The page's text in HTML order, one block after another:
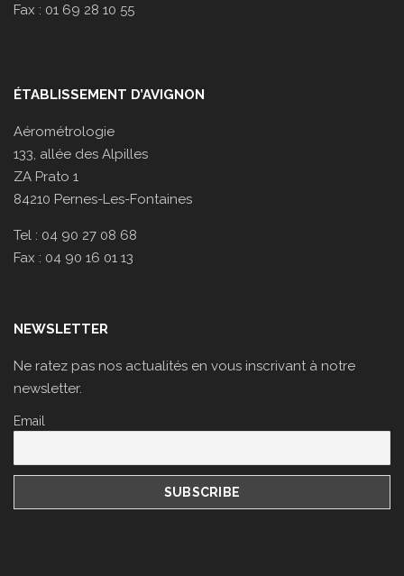
Fax : 01 69 28 10 55
ÉTABLISSEMENT D’AVIGNON
Aérométrologie
133, allée des Alpilles
ZA Prato 1
84210 Pernes-Les-Fontaines
Tel : 04 90 27 08 68
Fax : 04 90 16 01 13
NEWSLETTER
Ne ratez pas nos actualités en vous inscrivant à notre
newsletter.
Email